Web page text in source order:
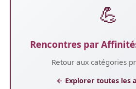
💪
Rencontres par
Retour aux catégories
← Explorer toutes les